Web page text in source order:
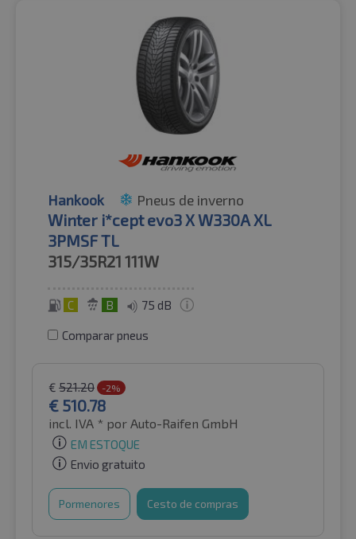
Hankook Pneus de inverno
Winter i*cept evo3 X W330A XL
3PMSF TL
315/35R21 111W
C B 75 dB
Comparar pneus
€ 521.20 -2%
€ 510.78
incl. IVA * por Auto-Raifen GmbH
EM ESTOQUE
Envio gratuito
Pormenores Cesto de compras